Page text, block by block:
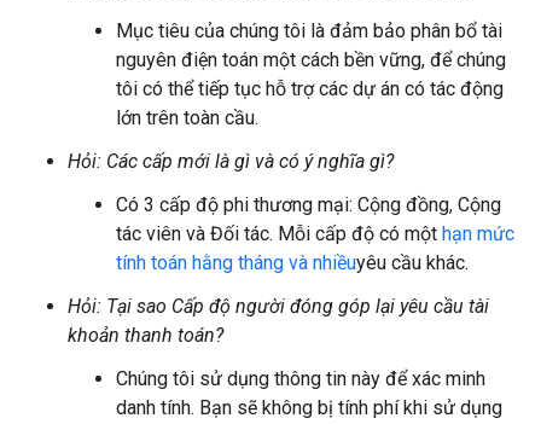
Mục tiêu của chúng tôi là đảm bảo phân bổ tài
nguyên điện toán một cách bền vững, để chúng
tôi có thể tiếp tục hỗ trợ các dự án có tác động
lớn trên toàn cầu.
Hỏi: Các cấp mới là gì và có ý nghĩa gì?
Có 3 cấp độ phi thương mại: Cộng đồng, Cộng
tác viên và Đối tác. Mỗi cấp độ có một hạn mức
tính toán hằng tháng và nhiềuyêu cầu khác.
Hỏi: Tại sao Cấp độ người đóng góp lại yêu cầu tài
khoản thanh toán?
Chúng tôi sử dụng thông tin này để xác minh
danh tính. Bạn sẽ không bị tính phí khi sử dụng